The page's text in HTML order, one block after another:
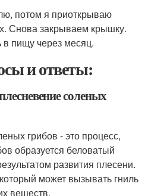
потом я приоткрываю
Снова закрываем крышку.
пищу через месяц.
и ответы:
соленых
грибов - это процесс,
образуется беловатый
развития плесени.
может вызывать гниль
веществ.